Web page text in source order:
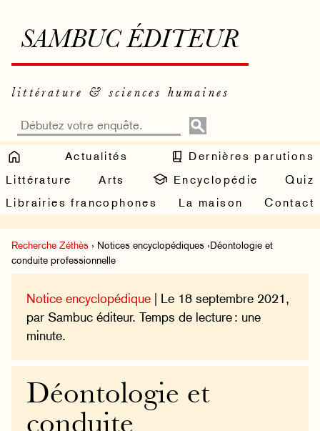
SAMBUC ÉDITEUR
littérature & sciences humaines
Actualités
Dernières parutions
Littérature
Arts Encyclopédie
Quiz
Librairies francophones
La maison Contact
Recherche Zéthès › Notices encyclopédiques ›Déontologie et
conduite professionnelle
Notice encyclopédique | Le 18 septembre 2021,
par Sambuc éditeur. Temps de lecture : une
minute.
Déontologie et